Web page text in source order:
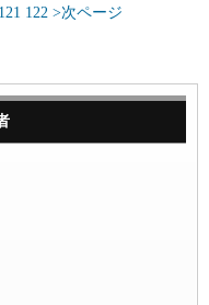
121 122 >次ページ